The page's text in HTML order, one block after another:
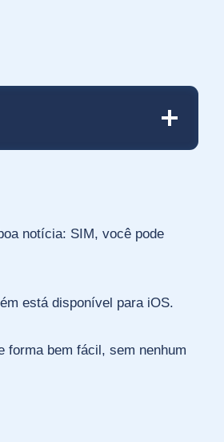
notícia: SIM, você pode
está disponível para iOS.
forma bem fácil, sem nenhum